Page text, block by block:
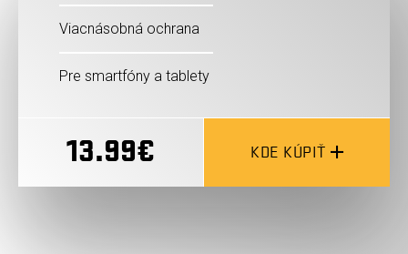
Viacnásobná ochrana
Pre smartfóny a tablety
13.99€ KDE KÚPIŤ